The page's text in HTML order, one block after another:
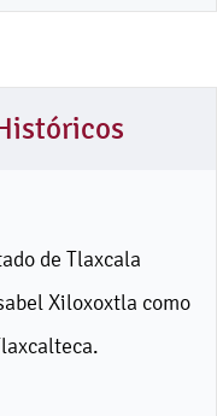
de Tlaxcala
Xiloxoxtla como